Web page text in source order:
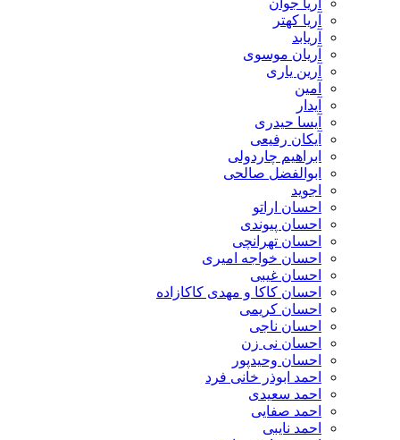
آریا جوان
آریا کهتر
آریابد
آریان موسوی
آرین یاری
آمین
آیدار
آیسا حیدری
آیکان رفیعی
ابراهیم چاردولی
ابوالفضل صالحی
اجوید
احسان اراتو
احسان پیوندی
احسان تهرانچی
احسان خواجه امیری
احسان غیبی
احسان کاکا و مهدی کاکازاده
احسان کریمی
احسان ناجی
احسان نی زن
احسان وحیدپور
احمد ابوذر خانی فرد
احمد سعیدی
احمد صفایی
احمد نایبی